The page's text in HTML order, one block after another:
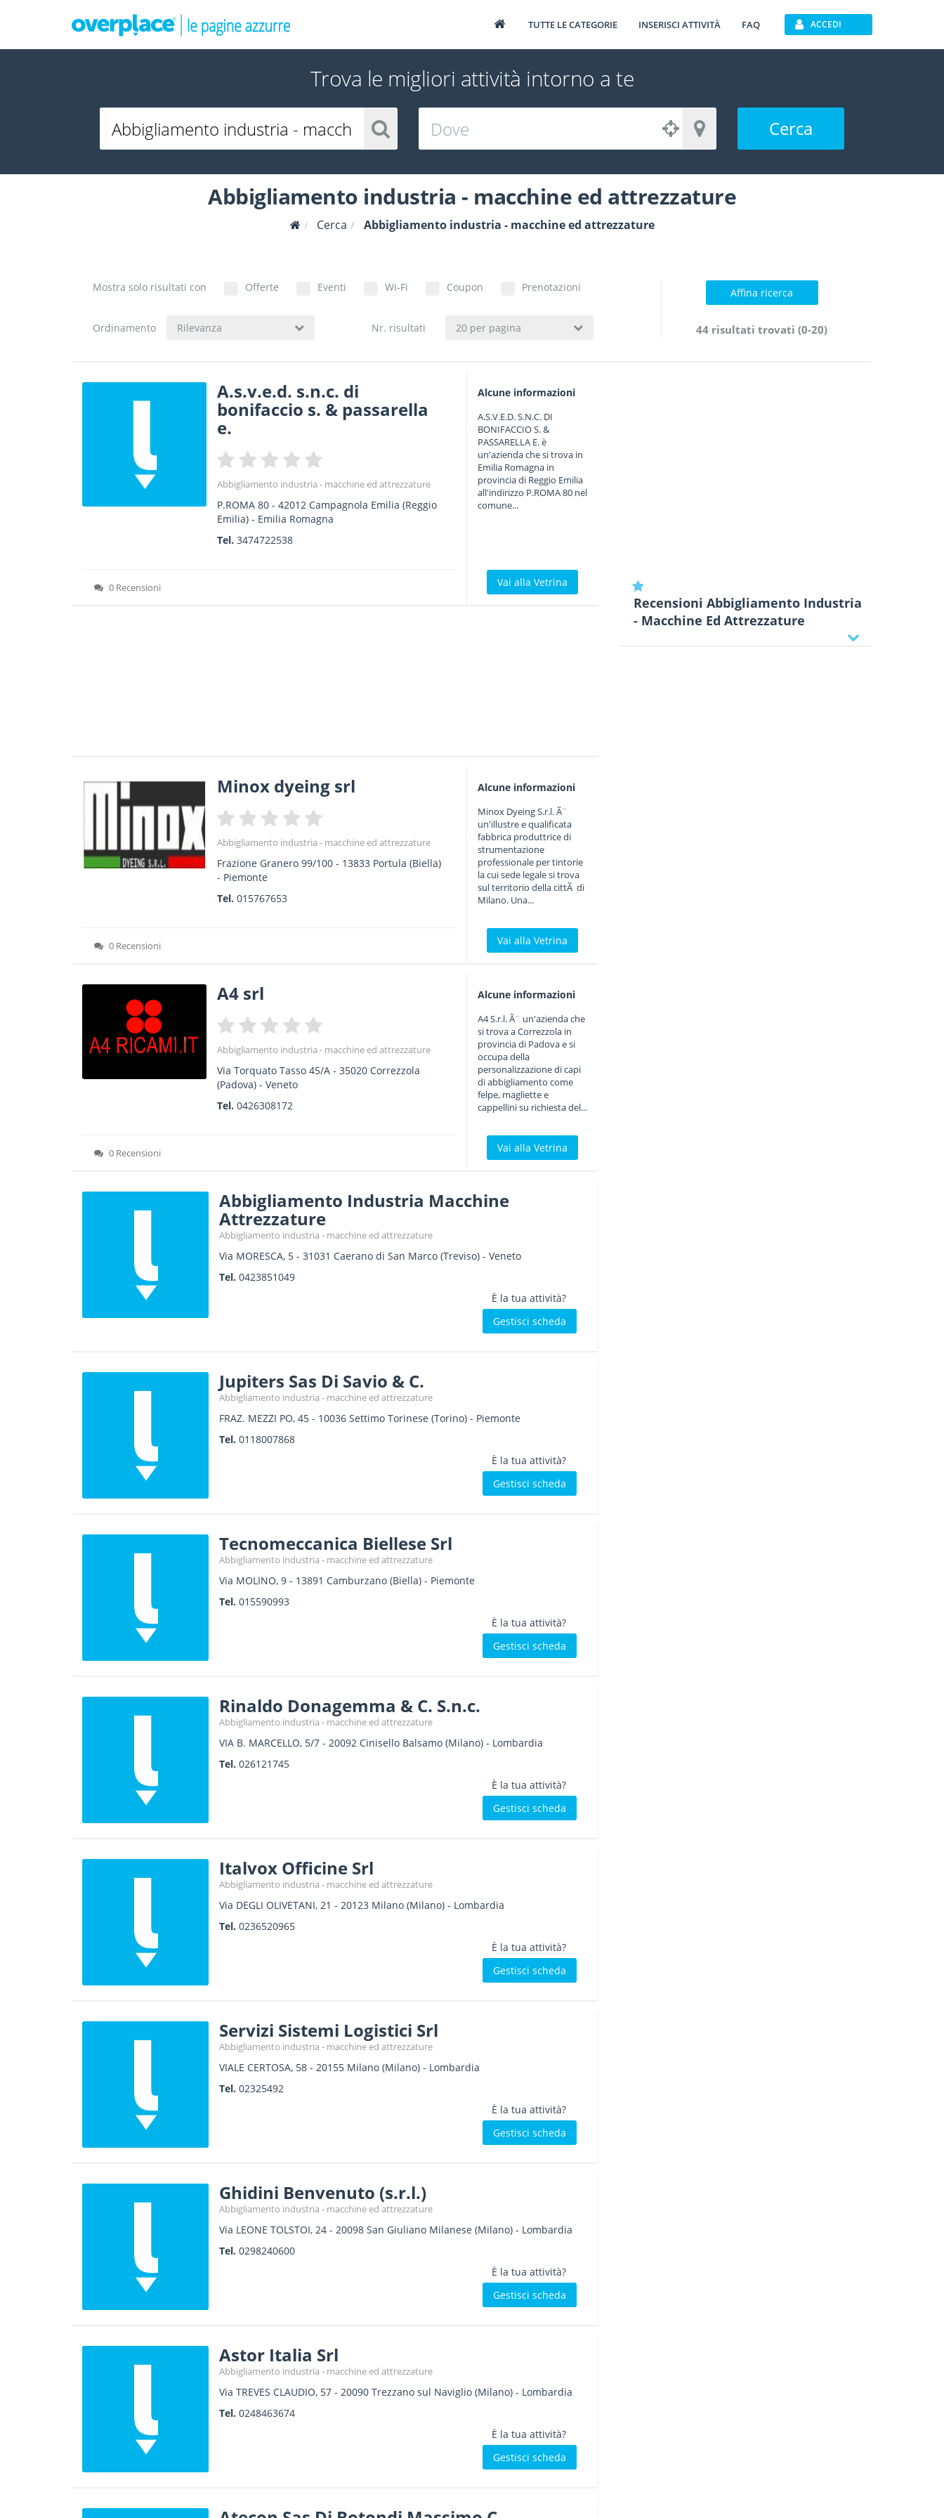
TUTTE LE CATEGORIE INSERISCI ATTIVITÀ FAQ ACCEDI
Trova le migliori attività intorno a te
Cerca
Abbigliamento industria - macchine ed attrezzature
Cerca Abbigliamento industria - macchine ed attrezzature
Mostra solo risultati con Offerte Eventi Wi-Fi Coupon Prenotazioni
Ordinamento Rilevanza Nr. risultati 20 per pagina
Affina ricerca
44 risultati trovati (0-20)
A.s.v.e.d. s.n.c. di
bonifaccio s. & passarella
e.
Abbigliamento industria - macchine ed attrezzature
P.ROMA 80 -42012 Campagnola Emilia (Reggio
Emilia) - Emilia Romagna
Tel.3474722538
0 Recensioni
Alcune informazioni
A.S.V.E.D. S.N.C. DI
BONIFACCIO S. &
PASSARELLA E. è
un'azienda che si trova in
Emilia Romagna in
provincia di Reggio Emilia
all'indirizzo P.ROMA 80 nel
comune...
Vai alla Vetrina
Minox dyeing srl
Abbigliamento industria - macchine ed attrezzature
Frazione Granero 99/100 - 13833 Portula (Biella)
- Piemonte
Tel.015767653
0 Recensioni
Alcune informazioni
Minox Dyeing S.r.l. Ã¨
un'illustre e qualificata
fabbrica produttrice di
strumentazione
professionale per tintorie
la cui sede legale si trova
sul territorio della cittÃ di
Milano. Una...
Vai alla Vetrina
A4 srl
Abbigliamento industria - macchine ed attrezzature
Via Torquato Tasso 45/A -35020 Correzzola
(Padova) -Veneto
Tel.0426308172
0 Recensioni
Alcune informazioni
A4 S.r.l. Ã¨ un'azienda che
si trova a Correzzola in
provincia di Padova e si
occupa della
personalizzazione di capi
di abbigliamento come
felpe, magliette e
cappellini su richiesta del...
Vai alla Vetrina
Abbigliamento Industria Macchine
Attrezzature
Abbigliamento industria - macchine ed attrezzature
Via MORESCA, 5- 31031 Caerano di San Marco(Treviso) - Veneto
Tel. 0423851049
È la tua attività?
Gestisci scheda
Jupiters Sas Di Savio & C.
Abbigliamento industria - macchine ed attrezzature
FRAZ. MEZZI PO, 45- 10036 Settimo Torinese(Torino) - Piemonte
Tel. 0118007868
È la tua attività?
Gestisci scheda
Tecnomeccanica Biellese Srl
Abbigliamento industria - macchine ed attrezzature
Via MOLINO, 9- 13891 Camburzano(Biella) - Piemonte
Tel. 015590993
È la tua attività?
Gestisci scheda
Rinaldo Donagemma & C. S.n.c.
Abbigliamento industria - macchine ed attrezzature
VIA B. MARCELLO, 5/7- 20092 Cinisello Balsamo(Milano) - Lombardia
Tel. 026121745
È la tua attività?
Gestisci scheda
Italvox Officine Srl
Abbigliamento industria - macchine ed attrezzature
Via DEGLI OLIVETANI, 21 - 20123 Milano(Milano) - Lombardia
Tel. 0236520965
È la tua attività?
Gestisci scheda
Servizi Sistemi Logistici Srl
Abbigliamento industria - macchine ed attrezzature
VIALE CERTOSA, 58- 20155 Milano(Milano) - Lombardia
Tel. 02325492
È la tua attività?
Gestisci scheda
Ghidini Benvenuto (s.r.l.)
Abbigliamento industria - macchine ed attrezzature
Via LEONE TOLSTOI, 24- 20098 San Giuliano Milanese(Milano) - Lombardia
Tel. 0298240600
È la tua attività?
Gestisci scheda
Astor Italia Srl
Abbigliamento industria - macchine ed attrezzature
Via TREVES CLAUDIO, 57- 20090 Trezzano sul Naviglio(Milano) - Lombardia
Tel. 0248463674
È la tua attività?
Gestisci scheda
Recensioni Abbigliamento Industria
- Macchine Ed Attrezzature